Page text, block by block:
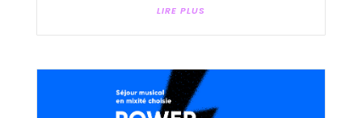
LIRE PLUS